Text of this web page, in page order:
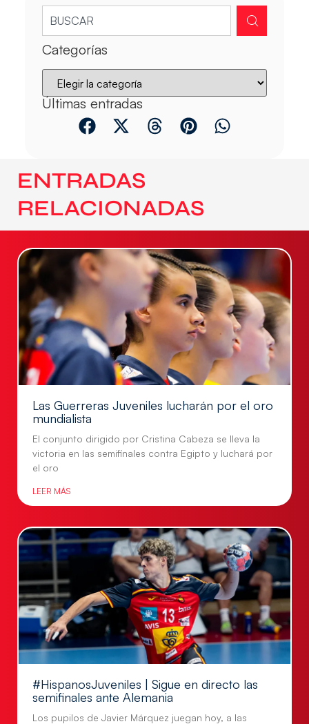
Categorías
Últimas entradas
ENTRADAS
RELACIONADAS
Las Guerreras Juveniles lucharán por el oro
mundialista
El conjunto dirigido por Cristina Cabeza se lleva la
victoria en las semifinales contra Egipto y luchará por
el oro
LEER MÁS
#HispanosJuveniles | Sigue en directo las
semifinales ante Alemania
Los pupilos de Javier Márquez juegan hoy, a las